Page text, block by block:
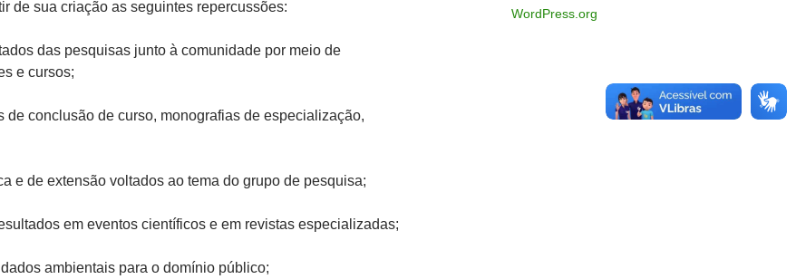
de sua criação as seguintes repercussões:
das pesquisas junto à comunidade por meio de
e cursos;
de conclusão de curso, monografias de especialização,
e de extensão voltados ao tema do grupo de pesquisa;
em eventos científicos e em revistas especializadas;
ambientais para o domínio público;
WordPress.org